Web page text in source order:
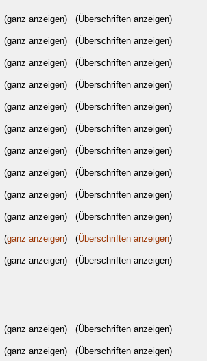
(ganz anzeigen) (Überschriften anzeigen)
(ganz anzeigen) (Überschriften anzeigen)
(ganz anzeigen) (Überschriften anzeigen)
(ganz anzeigen) (Überschriften anzeigen)
(ganz anzeigen) (Überschriften anzeigen)
(ganz anzeigen) (Überschriften anzeigen)
(ganz anzeigen) (Überschriften anzeigen)
(ganz anzeigen) (Überschriften anzeigen)
(ganz anzeigen) (Überschriften anzeigen)
(ganz anzeigen) (Überschriften anzeigen)
(ganz anzeigen) (Überschriften anzeigen)
(ganz anzeigen) (Überschriften anzeigen)
(ganz anzeigen) (Überschriften anzeigen)
(ganz anzeigen) (Überschriften anzeigen)